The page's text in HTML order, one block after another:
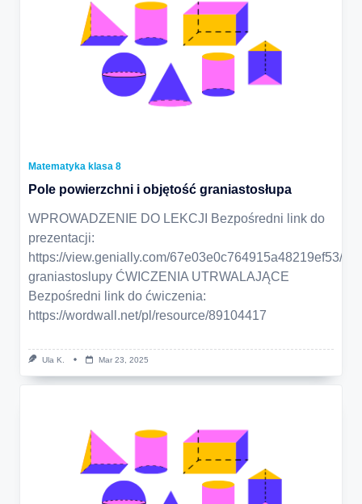
Matematyka klasa 8
Pole powierzchni i objętość graniastosłupa
WPROWADZENIE DO LEKCJI Bezpośredni link do
prezentacji:
https://view.genially.com/67e03e0c764915a48219ef53/
graniastoslupy ĆWICZENIA UTRWALAJĄCE
Bezpośredni link do ćwiczenia:
https://wordwall.net/pl/resource/89104417
Ula K. Mar 23, 2025